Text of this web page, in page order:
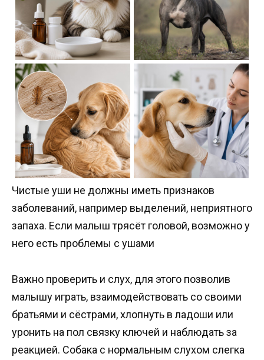
Чистые уши не должны иметь признаков
заболеваний, например выделений, неприятного
запаха. Если малыш трясёт головой, возможно у
него есть проблемы с ушами
Важно проверить и слух, для этого позволив
малышу играть, взаимодействовать со своими
братьями и сёстрами, хлопнуть в ладоши или
уронить на пол связку ключей и наблюдать за
реакцией. Собака с нормальным слухом слегка